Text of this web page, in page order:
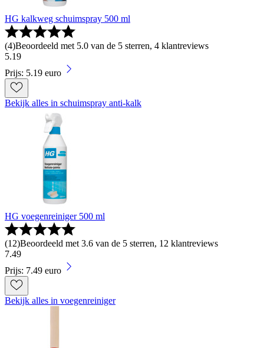
HG kalkweg schuimspray 500 ml
(4)Beoordeeld met 5.0 van de 5 sterren, 4 klantreviews
5.19
Prijs: 5.19 euro
Bekijk alles in schuimspray anti-kalk
HG voegenreiniger 500 ml
(12)Beoordeeld met 3.6 van de 5 sterren, 12 klantreviews
7.49
Prijs: 7.49 euro
Bekijk alles in voegenreiniger